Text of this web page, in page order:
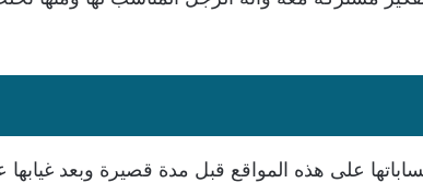
على هذه المواقع قبل مدة قصيرة وبعد غيابها